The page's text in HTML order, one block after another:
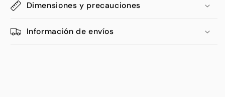
Dimensiones y precauciones
Información de envíos